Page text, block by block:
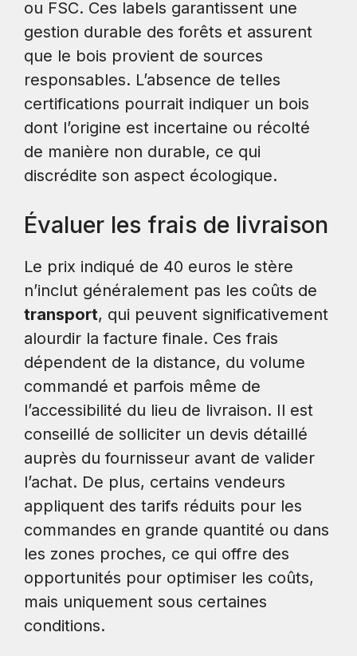
ou FSC. Ces labels garantissent une
gestion durable des forêts et assurent
que le bois provient de sources
responsables. L’absence de telles
certifications pourrait indiquer un bois
dont l’origine est incertaine ou récolté
de manière non durable, ce qui
discrédite son aspect écologique.
Évaluer les frais de livraison
Le prix indiqué de 40 euros le stère
n’inclut généralement pas les coûts de
transport, qui peuvent significativement
alourdir la facture finale. Ces frais
dépendent de la distance, du volume
commandé et parfois même de
l’accessibilité du lieu de livraison. Il est
conseillé de solliciter un devis détaillé
auprès du fournisseur avant de valider
l’achat. De plus, certains vendeurs
appliquent des tarifs réduits pour les
commandes en grande quantité ou dans
les zones proches, ce qui offre des
opportunités pour optimiser les coûts,
mais uniquement sous certaines
conditions.